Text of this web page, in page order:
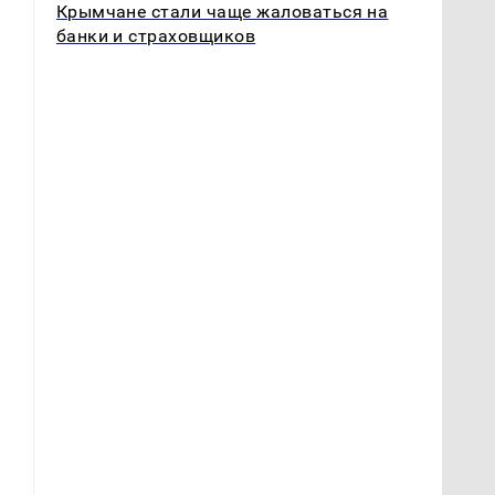
Крымчане стали чаще жаловаться на
банки и страховщиков